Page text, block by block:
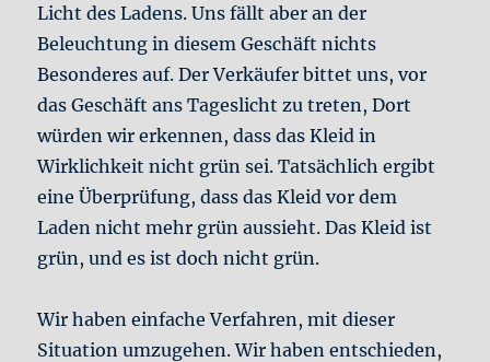
Licht des Ladens. Uns fällt aber an der
Beleuchtung in diesem Geschäft nichts
Besonderes auf. Der Verkäufer bittet uns, vor
das Geschäft ans Tageslicht zu treten, Dort
würden wir erkennen, dass das Kleid in
Wirklichkeit nicht grün sei. Tatsächlich ergibt
eine Überprüfung, dass das Kleid vor dem
Laden nicht mehr grün aussieht. Das Kleid ist
grün, und es ist doch nicht grün.
Wir haben einfache Verfahren, mit dieser
Situation umzugehen. Wir haben entschieden,